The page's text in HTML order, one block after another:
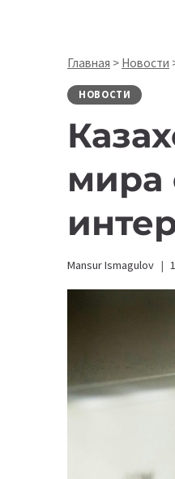
Главная > Новости
НОВОСТИ
Mansur Ismagulov